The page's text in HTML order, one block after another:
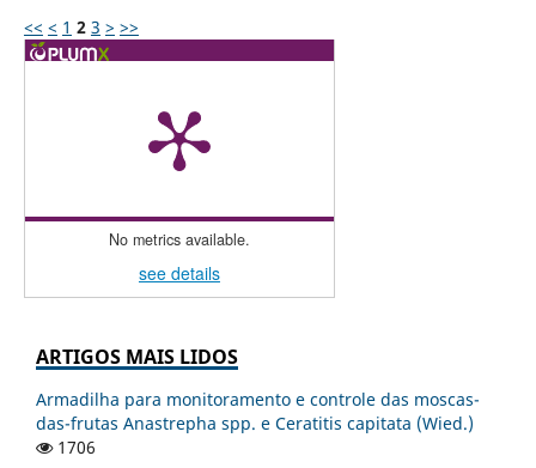
<< < 1 2 3 > >>
No metrics available.
see details
ARTIGOS MAIS LIDOS
Armadilha para monitoramento e controle das moscas-
das-frutas Anastrepha spp. e Ceratitis capitata (Wied.)
1706